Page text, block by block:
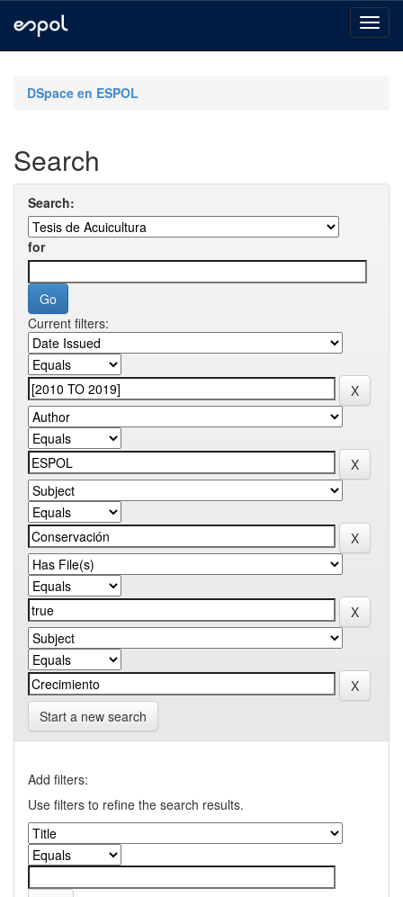
navigationDSpace en ESPOL
Search
Search:
for
Current filters:
Start a new search
Add filters:
Use filters to refine the search results.